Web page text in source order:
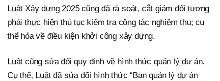
Luật Xây dựng 2025 cũng đã rà soát, cắt giảm đối tượng
phải thực hiện thủ tục kiểm tra công tác nghiệm thu; cụ
thể hóa về điều kiện khởi công xây dựng.
Luật cũng sửa đổi quy định về hình thức quản lý dự án.
Cụ thể, Luật đã sửa đổi hình thức “Ban quản lý dự án